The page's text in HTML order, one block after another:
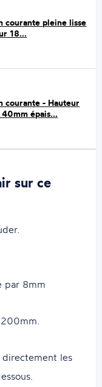
courante pleine lisse
18...
courante - Hauteur
épais...
sur ce
par 8mm
directement les